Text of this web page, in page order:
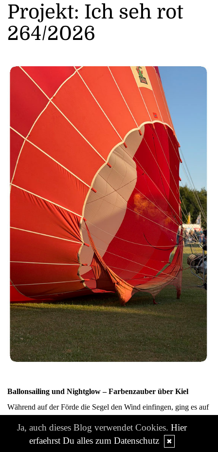
Projekt: Ich seh rot
264/2026
Ballonsailing und Nightglow – Farbenzauber über Kiel
Während auf der Förde die Segel den Wind einfingen, ging es auf
dem Nordmarksportfeld etwas gemächlicher zu – aber nicht
weniger beeindruckend. Beim Ballonsailing erhoben sich die
farbenfrohen Heißluftballons langsam in den Himmel und
schwebten scheinbar mühelos über das Gelände. Jeder Ballon
Ja, auch dieses Blog verwendet Cookies. Hier
erfaehrst Du alles zum Datenschutz
✖